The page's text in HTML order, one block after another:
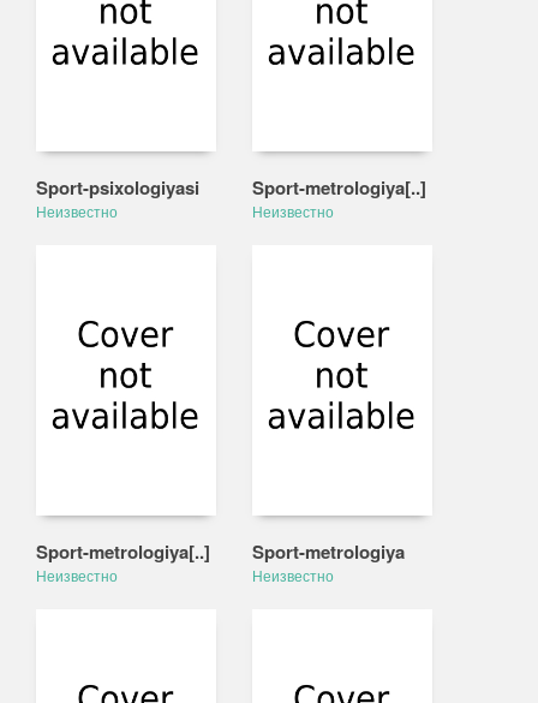
Sport-psixologiyasi
Неизвестно
Sport-metrologiya[..]
Неизвестно
Sport-metrologiya[..]
Неизвестно
Sport-metrologiya
Неизвестно